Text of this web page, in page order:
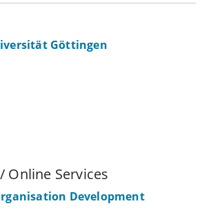
Göttingen
Online Services
Development